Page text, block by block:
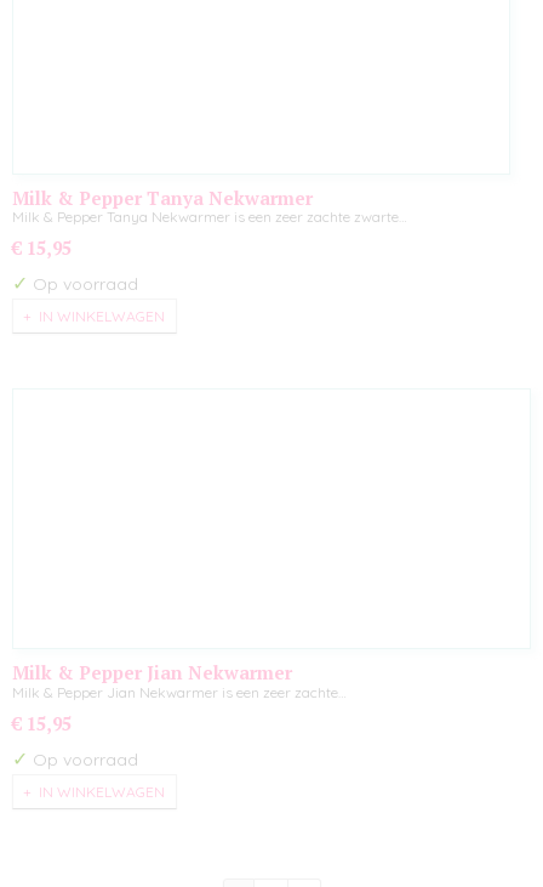
Milk & Pepper Tanya Nekwarmer
Milk & Pepper Tanya Nekwarmer is een zeer zachte zwarte…
€ 15,95
✓ Op voorraad
IN WINKELWAGEN
Milk & Pepper Jian Nekwarmer
Milk & Pepper Jian Nekwarmer is een zeer zachte…
€ 15,95
✓ Op voorraad
IN WINKELWAGEN